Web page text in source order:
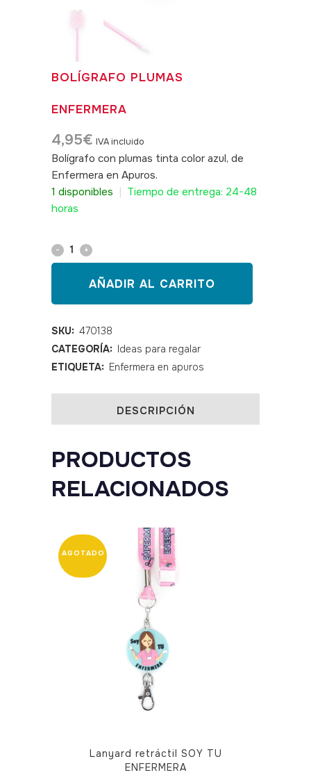
BOLÍGRAFO PLUMAS
ENFERMERA
4,95€ IVA incluido
Bolígrafo con plumas tinta color azul, de
Enfermera en Apuros.
1 disponibles
Tiempo de entrega: 24-48
horas
Bolígrafo
enfermera
quantity
AÑADIR AL CARRITO
SKU: 470138
CATEGORÍA:
Ideas para regalar
ETIQUETA: Enfermera en apuros
DESCRIPCIÓN
PRODUCTOS
RELACIONADOS
Lanyard retráctil SOY TU
ENFERMERA